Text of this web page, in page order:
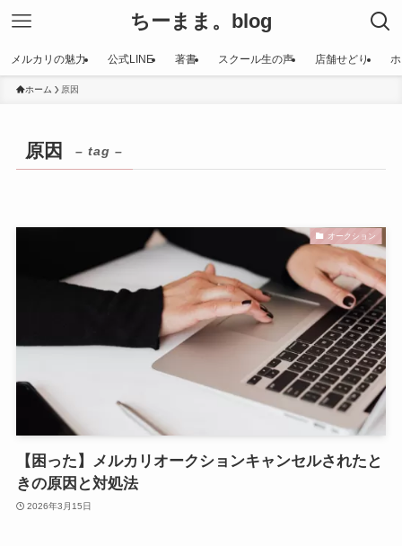
ちーまま。blog
メルカリの魅力 公式LINE 著書 スクール生の声 店舗せどり
ホーム 原因
原因 – tag –
オークション
【困った】メルカリオークションキャンセルされたと
きの原因と対処法
2026年3月15日